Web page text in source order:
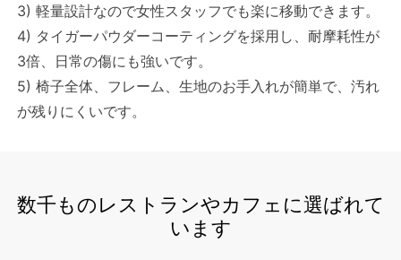
3) 軽量設計なので女性スタッフでも楽に移動できます。
4) タイガーパウダーコーティングを採用し、耐摩耗性が
3倍、日常の傷にも強いです。
5) 椅子全体、フレーム、生地のお手入れが簡単で、汚れ
が残りにくいです。
数千ものレストランやカフェに選ばれて
います